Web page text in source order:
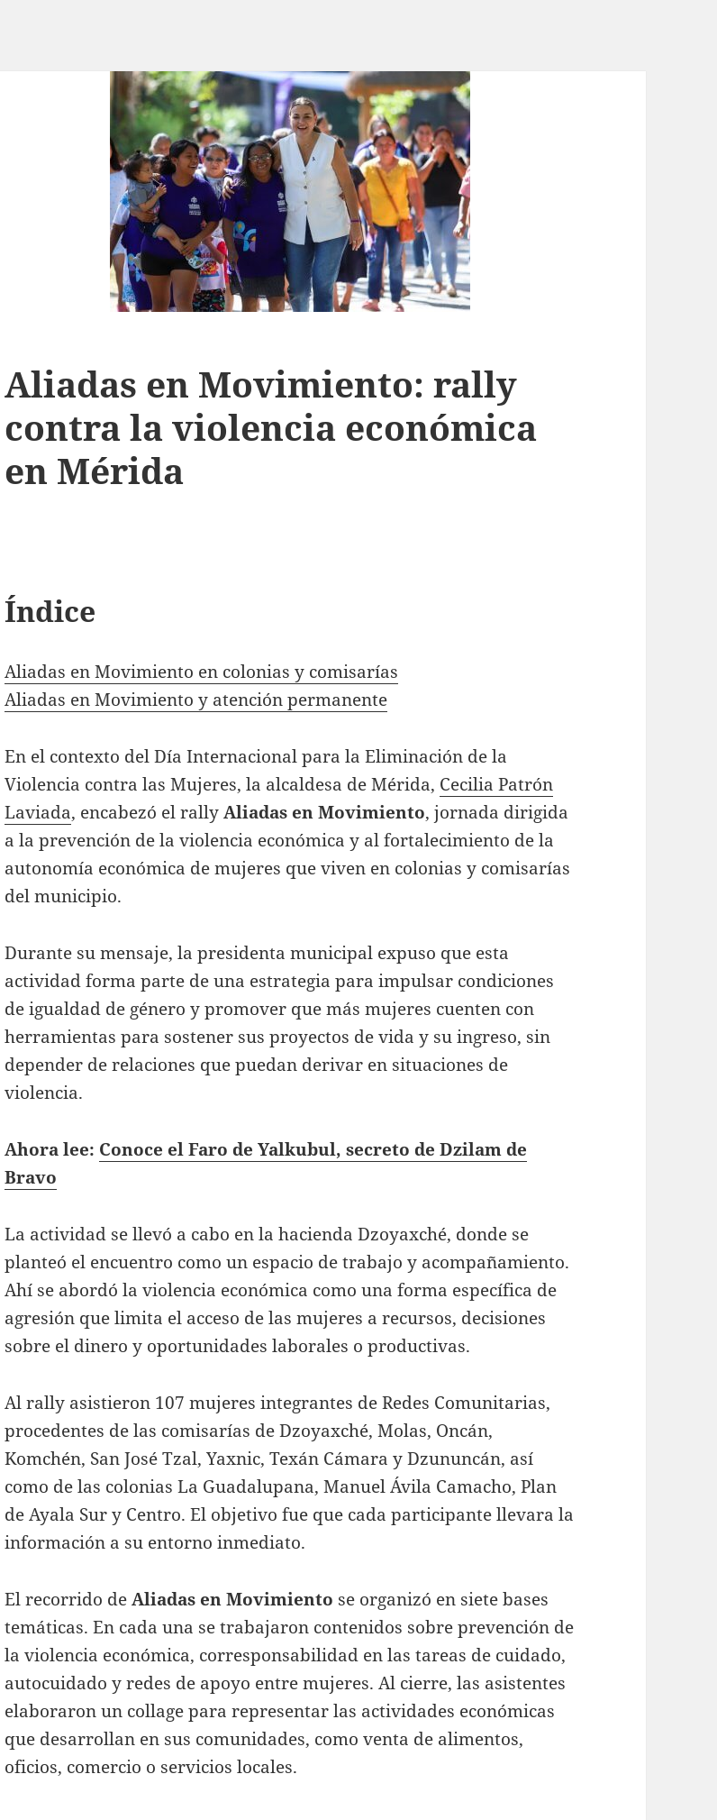
Aliadas en Movimiento: rally
contra la violencia económica
en Mérida
Índice
Aliadas en Movimiento en colonias y comisarías
Aliadas en Movimiento y atención permanente
En el contexto del Día Internacional para la Eliminación de la
Violencia contra las Mujeres, la alcaldesa de Mérida, Cecilia Patrón
Laviada, encabezó el rallyAliadas en Movimiento, jornada dirigida
a la prevención de la violencia económica y al fortalecimiento de la
autonomía económica de mujeres que viven en colonias y comisarías
del municipio.
Durante su mensaje, la presidenta municipal expuso que esta
actividad forma parte de una estrategia para impulsar condiciones
de igualdad de género y promover que más mujeres cuenten con
herramientas para sostener sus proyectos de vida y su ingreso, sin
depender de relaciones que puedan derivar en situaciones de
violencia.
Ahora lee: Conoce el Faro de Yalkubul, secreto de Dzilam de
Bravo
La actividad se llevó a cabo en la hacienda Dzoyaxché, donde se
planteó el encuentro como un espacio de trabajo y acompañamiento.
Ahí se abordó la violencia económica como una forma específica de
agresión que limita el acceso de las mujeres a recursos, decisiones
sobre el dinero y oportunidades laborales o productivas.
Al rally asistieron 107 mujeres integrantes de Redes Comunitarias,
procedentes de las comisarías de Dzoyaxché, Molas, Oncán,
Komchén, San José Tzal, Yaxnic, Texán Cámara y Dzununcán, así
como de las colonias La Guadalupana, Manuel Ávila Camacho, Plan
de Ayala Sur y Centro. El objetivo fue que cada participante llevara la
información a su entorno inmediato.
El recorrido deAliadas en Movimiento se organizó en siete bases
temáticas. En cada una se trabajaron contenidos sobre prevención de
la violencia económica, corresponsabilidad en las tareas de cuidado,
autocuidado y redes de apoyo entre mujeres. Al cierre, las asistentes
elaboraron un collage para representar las actividades económicas
que desarrollan en sus comunidades, como venta de alimentos,
oficios, comercio o servicios locales.